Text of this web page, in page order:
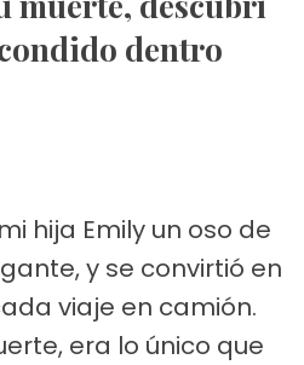
dentro
hija Emily un oso de
y se convirtió en
viaje en camión.
era lo único que